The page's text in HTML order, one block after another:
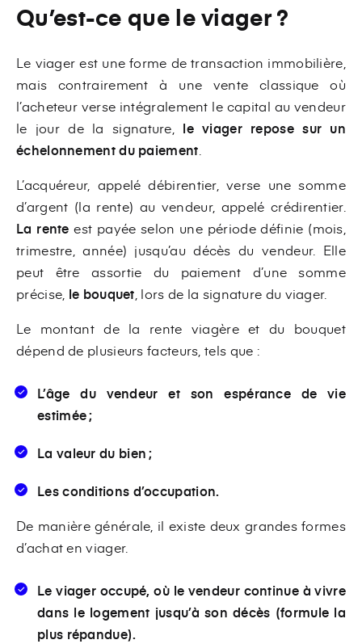
Qu’est-ce que le viager ?
Le viager est une forme de transaction immobilière,
mais contrairement à une vente classique où
l’acheteur verse intégralement le capital au vendeur
le jour de la signature, le viager repose sur un
échelonnement du paiement
L’acquéreur, appelé débirentier, verse une somme
d’argent (la rente) au vendeur, appelé crédirentier.
La rente est payée selon une période définie (mois,
trimestre, année) jusqu’au décès du vendeur. Elle
peut être assortie du paiement d’une somme
précise, le bouquet , lors de la signature du viager.
Le montant de la rente viagère et du bouquet
dépend de plusieurs facteurs, tels que :
L’âge du vendeur et son espérance de vie
estimée ;
La valeur du bien ;
Les conditions d’occupation.
De manière générale, il existe deux grandes formes
d’achat en viager.
Le viager occupé, où le vendeur continue à vivre
dans le logement jusqu’à son décès (formule la
plus répandue).